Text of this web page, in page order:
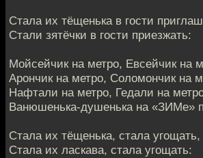
Стала их тёщенька в гости
Стали зятёчки в гости приезжать:
Мойсейчик на метро, Евсейчик на
Арончик на метро, Соломончик на
Нафтали на метро, Гедали на
Ванюшенька-душенька на «ЗИМе»
Стала их тёщенька, стала угощать,
Стала их ласкава, стала угощать: